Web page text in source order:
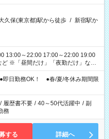
久保(東京都)駅から徒歩 / 新宿駅か
13:00～22:00 17:00～22:00 19:00
など
日勤務OK！ ●春/夏/冬休み期間限
/ 履歴書不要 / 40～50代活躍中 / 副
務
する 詳細へ